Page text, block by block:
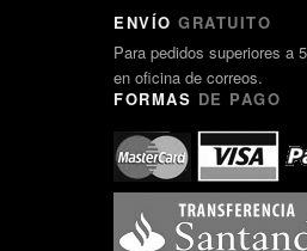
ENVÍO GRATUITO
Para pedidos superiores a
en oficina de correos.
FORMAS DE PAGO